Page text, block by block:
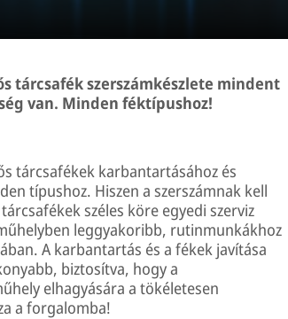
tárcsafék szerszámkészlete mindent
van. Minden féktípushoz!
tárcsafékek karbantartásához és
típushoz. Hiszen a szerszámnak kell
széles köre egyedi szerviz
leggyakoribb, rutinmunkákhoz
A karbantartás és a fékek javítása
biztosítva, hogy a
elhagyására a tökéletesen
a forgalomba!